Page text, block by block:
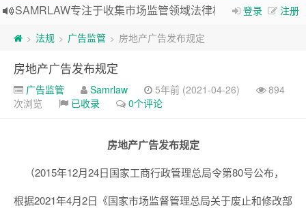
登录 注册
SAMRLAW专注于收集市场监管领域法律相关内容
> 法规 > 广告监管 > 房地产广告发布规定
房地产广告发布规定
广告监管 Samrlaw 5年前 (2021-04-26)
894
次浏览
已收录 0个评论
房地产广告发布规定
（2015年12月24日国家工商行政管理总局令第80号公布，
根据2021年4月2日《国家市场监督管理总局关于废止和修改部